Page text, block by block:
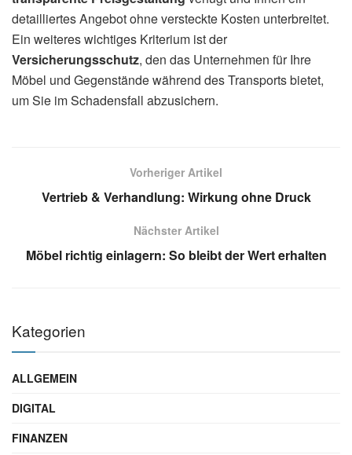
detailliertes Angebot ohne versteckte Kosten unterbreitet.
Ein weiteres wichtiges Kriterium ist der
Versicherungsschutz, den das Unternehmen für Ihre
Möbel und Gegenstände während des Transports bietet,
um Sie im Schadensfall abzusichern.
Vorheriger Artikel
Vertrieb & Verhandlung: Wirkung ohne Druck
Nächster Artikel
Möbel richtig einlagern: So bleibt der Wert erhalten
Kategorien
ALLGEMEIN
DIGITAL
FINANZEN